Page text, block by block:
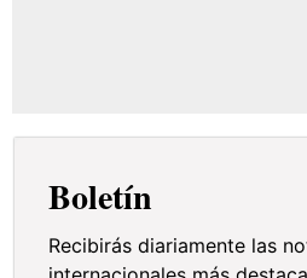
Boletín
Recibirás diariamente las